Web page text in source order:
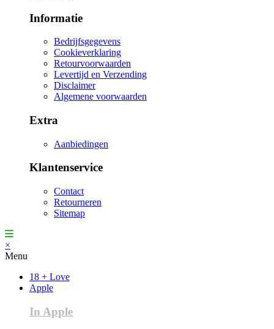
Informatie
Bedrijfsgegevens
Cookieverklaring
Retourvoorwaarden
Levertijd en Verzending
Disclaimer
Algemene voorwaarden
Extra
Aanbiedingen
Klantenservice
Contact
Retourneren
Sitemap
×
Menu
18 + Love
Apple
In Apple